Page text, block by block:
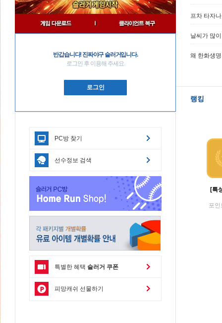
프차 타자
날씨가 많
왜 한화생
랭킹
[특
포인
반갑습니다! 진짜야구 슬러거입니다.
로그인 후 이용해 주세요.
로그인
PC방 찾기
선수정보 검색
특별한 혜택 슬러거 쿠폰
피망캐쉬 선물하기